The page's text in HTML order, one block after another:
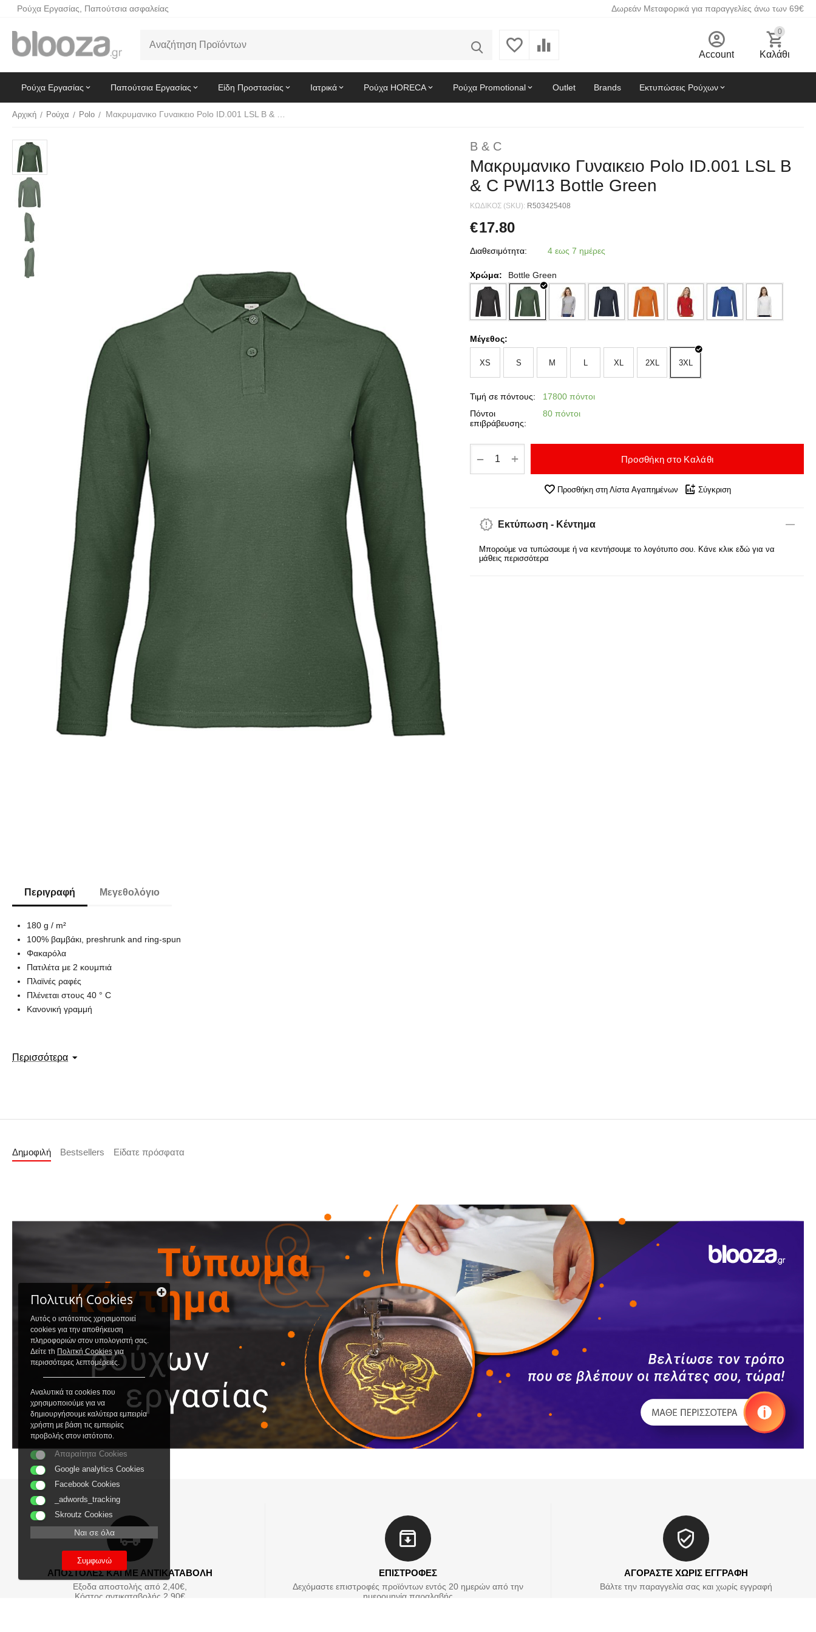
Ρούχα Εργασίας, Παπούτσια ασφαλείας Δωρεάν Μεταφορικά για παραγγελίες άνω των 69€
Account
0
Καλάθι
Ρούχα Εργασίας Παπούτσια Εργασίας Είδη Προστασίας Ιατρικά Ρούχα HORECA Ρούχα Promotional Outlet Brands Εκτυπώσεις Ρούχων
Αρχική / Ρούχα / Polo /
B & C
Μακρυμανικο Γυναικειο Polo ID.001 LSL B
& C PWI13 Bottle Green
ΚΩΔΙΚΟΣ (SKU): R503425408
€17.80
Διαθεσιμότητα: 4 εως 7 ημέρες
Χρώμα: Bottle Green
Μέγεθος:
XS S M L XL 2XL 3XL
Τιμή σε πόντους:
17800 πόντοι
Πόντοι
επιβράβευσης:
80 πόντοι
+
− Προσθήκη στο Καλάθι
Προσθήκη στη Λίστα Αγαπημένων Σύγκριση
Εκτύπωση - Κέντημα
Μπορούμε να τυπώσουμε ή να κεντήσουμε το λογότυπο σου. Κάνε κλικ εδώ για να
μάθεις περισσότερα
Περιγραφή Μεγεθολόγιο
180 g / m²
100% βαμβάκι, preshrunk and ring-spun
Φακαρόλα
Πατιλέτα με 2 κουμπιά
Πλαϊνές ραφές
Πλένεται στους 40 ° C
Κανονική γραμμή
Περισσότερα
Δημοφιλή Bestsellers Είδατε πρόσφατα
ΑΠΟΣΤΟΛΕΣ ΚΑΙ ΜΕ ΑΝΤΙΚΑΤΑΒΟΛΗ
Εξοδα αποστολής από 2,40€,
Κόστος αντικαταβολής 2,90€
ΕΠΙΣΤΡΟΦΕΣ
Δεχόμαστε επιστροφές προϊόντων εντός 20 ημερών από την
ημερομηνία παραλαβής
ΑΓΟΡΑΣΤΕ ΧΩΡΙΣ ΕΓΓΡΑΦΗ
Βάλτε την παραγγελία σας και χωρίς εγγραφή
Πολιτική Cookies
Αυτός ο ιστότοπος χρησιμοποιεί
cookies για την αποθήκευση
πληροφοριών στον υπολογιστή σας.
Δείτε τh Πολιτκή Cookies για
περισσότερες λεπτομέρειες.
Αναλυτικά τα cookies που
χρησιμοποιούμε για να
δημιουργήσουμε καλύτερα εμπειρία
χρήστη με βάση τις εμπειρίες
προβολής στον ιστότοπο.
Απαραίτητα Cookies
Google analytics Cookies
Facebook Cookies
_adwords_tracking
Skroutz Cookies
Ναι σε όλα
Συμφωνώ